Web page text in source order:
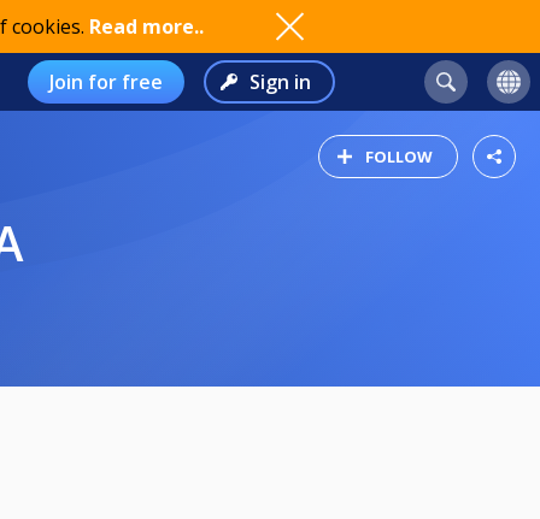
cookies. Read more..
Join for free Sign in
FOLLOW